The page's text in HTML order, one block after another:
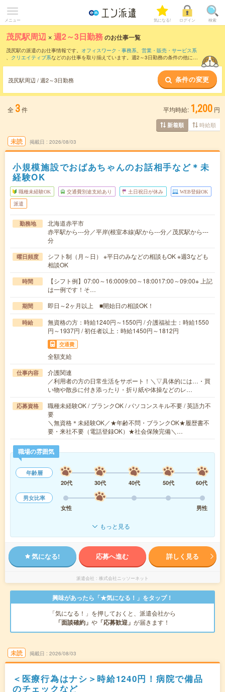
メニュー 気になる! ログイン 検索
茂尻駅周辺 ×週2～3日勤務のお仕事一覧
茂尻駅の派遣のお仕事情報です。 オフィスワーク・事務系、 営業・販売・サービス系
、 クリエイティブ系などのお仕事を取り揃えています。週2～3日勤務の条件の他に、
茂尻駅周辺 / 週2～3日勤務 条件の変更
全 3件 平均時給: 1,200 円
新着順 時給順
未読 掲載日 2026/08/03
小規模施設でおばあちゃんのお話相手など＊未
経験OK
職種未経験OK 交通費別途支給あり 土日祝日が休み WEB登録OK
派遣
勤務地
北海道赤平市
赤平駅から---分／平岸(根室本線)駅から---分／茂尻駅から---
分
曜日頻度
シフト制（月～日） ※平日のみなどの相談もOK ※週3なども
相談OK
時間
【シフト例】07:00～16:0009:00～18:0017:00～09:00※ 上記
は一例です！そ…
期間 即日～2ヶ月以上 ■開始日の相談OK！
時給
無資格の方：時給1240円～1550円 / 介護福祉士：時給1550
円～1937円 / 初任者以上：時給1450円～1812円
交通費
全額支給
仕事内容
介護関連
／利用者の方の日常生活をサポート！＼▽具体的には…・買
い物や散歩に付き添ったり・折り紙や体操などのレ…
応募資格
職種未経験OK / ブランクOK / パソコンスキル不要 / 英語力不
要
＼無資格＊未経験OK／★年齢不問・ブランクOK★履歴書不
要・来社不要（電話登録OK）★社会保険完備＼…
職場の雰囲気
年齢層
20代
30代 40代 50代
60代
男女比率
女性
男性
もっと見る
気になる! 応募へ進む 詳しく見る
派遣会社 株式会社ニッソーネット
興味があったら「★気になる！」をタップ！
「気になる！」を押しておくと、派遣会社から
「面談確約」 や 「応募歓迎」 が届きます！
未読 掲載日 2026/08/03
＜医療行為はナシ＞時給1240円！病院で備品
のチェックなど